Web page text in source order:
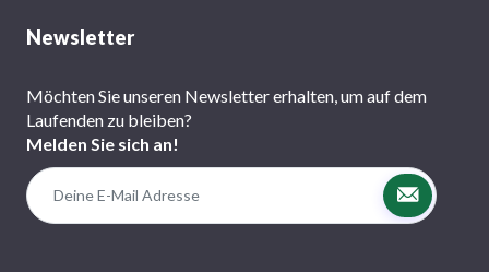
Newsletter
Möchten Sie unseren Newsletter erhalten, um auf dem
Laufenden zu bleiben?
Melden Sie sich an!